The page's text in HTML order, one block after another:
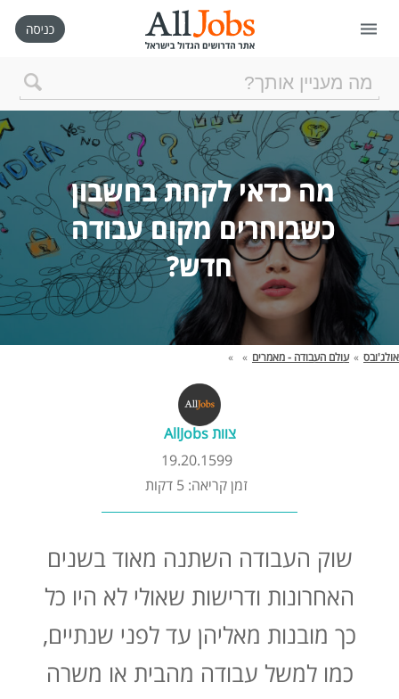
דף הבית
חיפוש חדש
ניהול החיפושים שלי
רכישת AllJobs VIP
כמה אתם שווים?
קורסים אונליין
כשבוחרים מקום עבודה
חדש?
אולג'ובס » עולם העבודה - מאמרים »
»
צוות AllJobs
19.20.1599
זמן קריאה: 5 דקות
שוק העבודה השתנה מאוד בשנים
האחרונות ודרישות שאולי לא היו כל
כך מובנות מאליהן עד לפני שנתיים,
כמו למשל עבודה מהבית או משרה